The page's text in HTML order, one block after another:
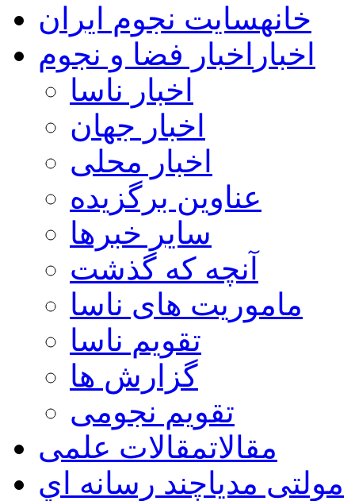
خانهسایت نجوم ایران
اخبار اخبار فضا و نجوم
اخبار ناسا
اخبار جهان
اخبار محلی
عناوین برگزیده
سایر خبرها
آنچه که گذشت
ماموریت های ناسا
تقویم ناسا
گزارش ها
تقویم نجومی
مقالاتمقالات علمی
مولتی مدیاچند رسانه اي